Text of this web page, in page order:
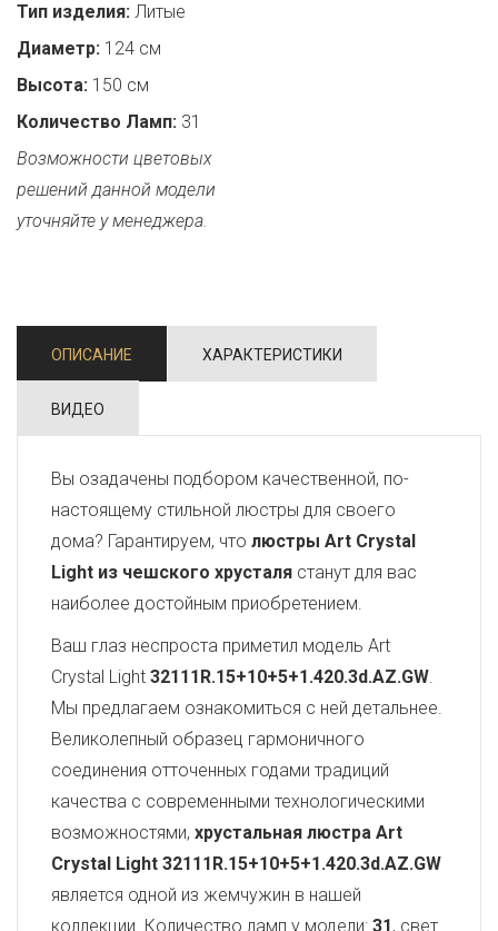
Тип изделия: Литые
Диаметр: 124 см
Высота: 150 см
Количество Ламп: 31
Возможности цветовых
решений данной модели
уточняйте у менеджера.
ОПИСАНИЕ ХАРАКТЕРИСТИКИ
ВИДЕО
Вы озадачены подбором качественной, по-
настоящему стильной люстры для своего
дома? Гарантируем, что люстры Art Crystal
Light из чешского хрусталя станут для вас
наиболее достойным приобретением.
Ваш глаз неспроста приметил модель Art
Crystal Light 32111R.15+10+5+1.420.3d.AZ.GW.
Мы предлагаем ознакомиться с ней детальнее.
Великолепный образец гармоничного
соединения отточенных годами традиций
качества с современными технологическими
возможностями, хрустальная люстра Art
Crystal Light 32111R.15+10+5+1.420.3d.AZ.GW
является одной из жемчужин в нашей
коллекции. Количество ламп у модели: 31, свет